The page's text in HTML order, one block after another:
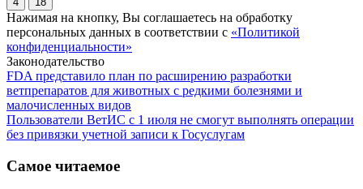
Нажимая на кнопку, Вы соглашаетесь на обработку
персональных данных в соответствии с «Политикой
конфиденциальности»
Законодательство
FDA представило план по расширению разработки
ветпрепаратов для животных с редкими болезнями и
малочисленных видов
Пользователи ВетИС с 1 июля не смогут выполнять операции
без привязки учетной записи к Госуслугам
Самое читаемое